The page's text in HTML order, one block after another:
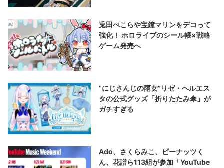
兎田ぺこらや宝鐘マリンをデコって
強化！ ホロライブのシール帳×戦略
ゲーム発売へ
“にじさんじの雨女”リゼ・ヘルエス
タの公式グッズ「折りたたみ傘」が
ガチすぎる
Ado、さくらみこ、ピーナッツく
ん、花譜ら113組が参加「YouTube